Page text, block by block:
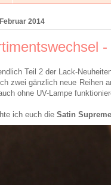
2014
Teil 2 der Lack-
zwei gänzlich neue Reihen
ohne UV-Lampe
ich euch die Satin Supreme